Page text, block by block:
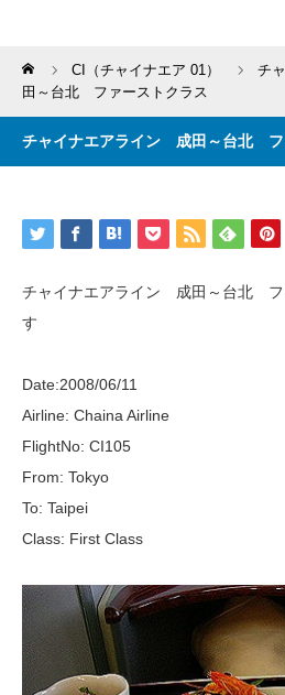
Home CI（チャイナエア 01）
チ
田～台北 ファーストクラス
チャイナエアライン 成田～台北 フ
チャイナエアライン 成田～台北 フ
す
Date:2008/06/11
Airline: Chaina Airline
FlightNo: CI105
From: Tokyo
To: Taipei
Class: First Class